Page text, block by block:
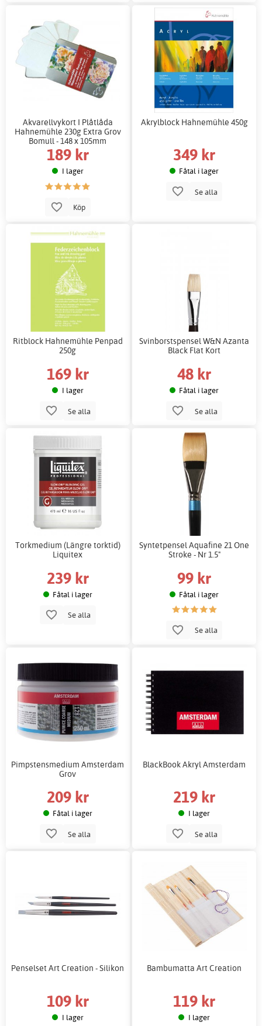
Akvarellvykort I Plåtlåda
Hahnemühle 230g Extra Grov
Bomull - 148 x 105mm
189 kr
I lager
Köp
Akrylblock Hahnemühle 450g
349 kr
Fåtal i lager
Se alla
Ritblock Hahnemühle Penpad
250g
169 kr
I lager
Se alla
Svinborstspensel W&N Azanta
Black Flat Kort
48 kr
Fåtal i lager
Se alla
Torkmedium (Längre torktid)
Liquitex
239 kr
Fåtal i lager
Se alla
Syntetpensel Aquafine 21 One
Stroke - Nr 1.5"
99 kr
Fåtal i lager
Se alla
Pimpstensmedium Amsterdam
Grov
209 kr
Fåtal i lager
Se alla
BlackBook Akryl Amsterdam
219 kr
I lager
Se alla
Penselset Art Creation - Silikon
109 kr
I lager
Bambumatta Art Creation
119 kr
I lager